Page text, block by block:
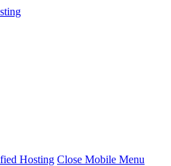
Close Mobile Menu